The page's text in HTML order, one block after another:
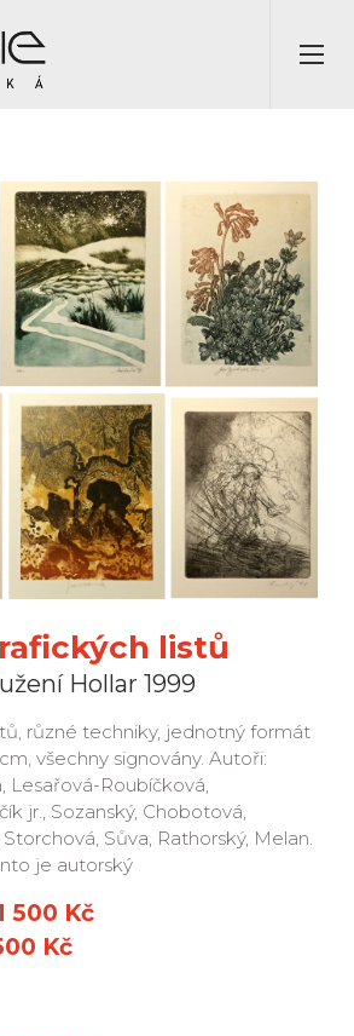
listů
Hollar 1999
různé techniky, jednotný formát
všechny signovány. Autoři:
Lesařová-Roubíčková,
jr., Sozanský, Chobotová,
Sůva, Rathorský, Melan.
je autorský
500 Kč
Kč